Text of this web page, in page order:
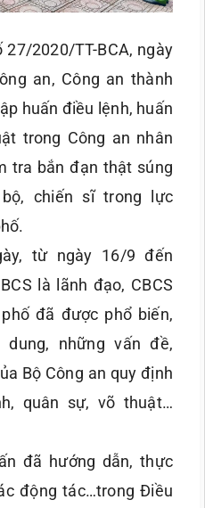
2020/TT-BCA, ngày
an, Công an thành
huấn điều lệnh, huấn
trong Công an nhân
tra bắn đạn thật súng
chiến sĩ trong lực
từ ngày 16/9 đến
là lãnh đạo, CBCS
đã được phổ biến,
những vấn đề,
Bộ Công an quy định
quân sự, võ thuật…
đã hướng dẫn, thực
động tác…trong Điều